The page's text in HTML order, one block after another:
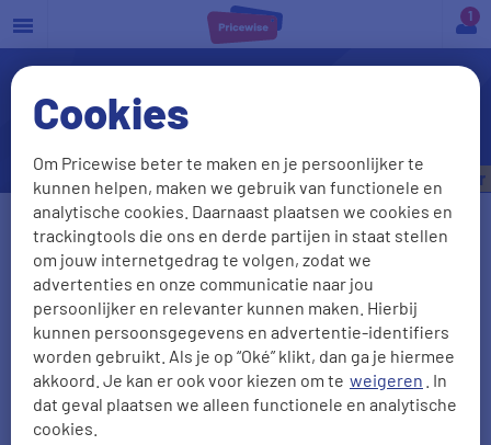
Cookies
Om Pricewise beter te maken en je persoonlijker te
kunnen helpen, maken we gebruik van functionele en
analytische cookies. Daarnaast plaatsen we cookies en
trackingtools die ons en derde partijen in staat stellen
om jouw internetgedrag te volgen, zodat we
advertenties en onze communicatie naar jou
persoonlijker en relevanter kunnen maken. Hierbij
kunnen persoonsgegevens en advertentie-identifiers
worden gebruikt. Als je op “Oké” klikt, dan ga je hiermee
akkoord. Je kan er ook voor kiezen om te weigeren . In
dat geval plaatsen we alleen functionele en analytische
cookies.
a
Autoschade: hoger eigen
risico met cabrio
Vul je kenteken in
Kenteken onbekend
Postcode Huisnr + Toevoeging
Bespaar tot €535,- per jaar